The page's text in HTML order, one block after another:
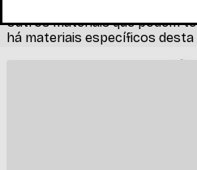
Outros materiais que podem
há materiais específicos desta